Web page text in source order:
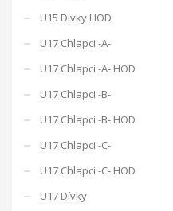
U15 Dívky HOD
U17 Chlapci -A-
U17 Chlapci -A- HOD
U17 Chlapci -B-
U17 Chlapci -B- HOD
U17 Chlapci -C-
U17 Chlapci -C- HOD
U17 Dívky